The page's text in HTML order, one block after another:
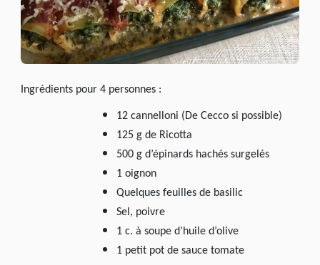
Ingrédients pour 4 personnes :
12 cannelloni (De Cecco si possible)
125 g de Ricotta
500 g d’épinards hachés surgelés
1 oignon
Quelques feuilles de basilic
Sel, poivre
1 c. à soupe d’huile d’olive
1 petit pot de sauce tomate